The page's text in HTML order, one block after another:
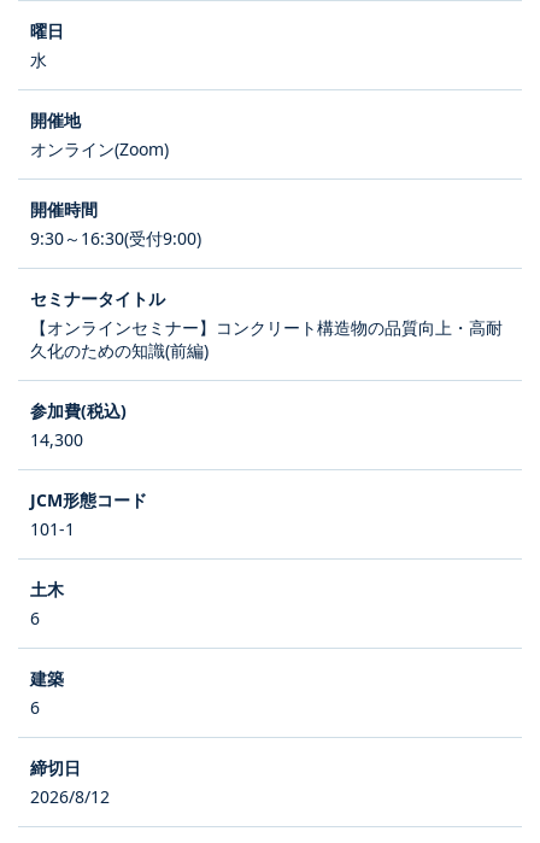
水
オンライン(Zoom)
9:30～16:30(受付9:00)
【オンラインセミナー】コンクリート構造物の品質向上・高耐
久化のための知識(前編)
14,300
101-1
6
6
2026/8/12